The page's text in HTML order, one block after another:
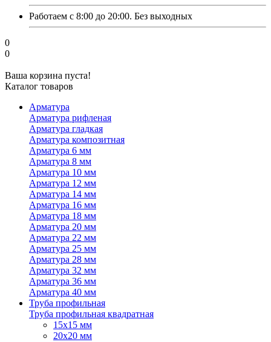
Работаем с 8:00 до 20:00. Без выходных
0
0
Ваша корзина пуста!
Каталог товаров
Арматура
Арматура рифленая
Арматура гладкая
Арматура композитная
Арматура 6 мм
Арматура 8 мм
Арматура 10 мм
Арматура 12 мм
Арматура 14 мм
Арматура 16 мм
Арматура 18 мм
Арматура 20 мм
Арматура 22 мм
Арматура 25 мм
Арматура 28 мм
Арматура 32 мм
Арматура 36 мм
Арматура 40 мм
Труба профильная
Труба профильная квадратная
15х15 мм
20х20 мм